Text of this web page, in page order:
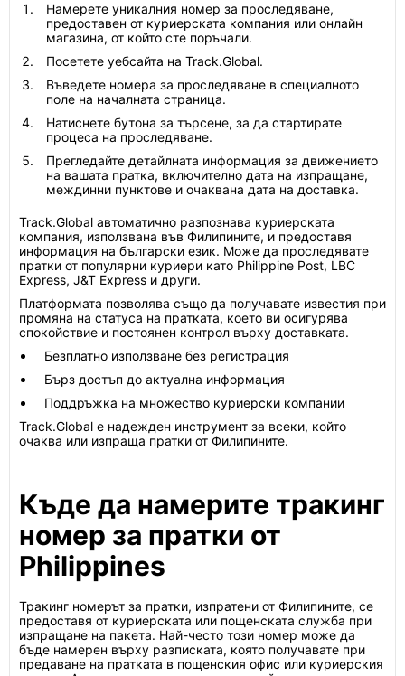
Намерете уникалния номер за проследяване,
предоставен от куриерската компания или онлайн
магазина, от който сте поръчали.
Посетете уебсайта на Track.Global.
Въведете номера за проследяване в специалното
поле на началната страница.
Натиснете бутона за търсене, за да стартирате
процеса на проследяване.
Прегледайте детайлната информация за движението
на вашата пратка, включително дата на изпращане,
междинни пунктове и очаквана дата на доставка.
Track.Global автоматично разпознава куриерската
компания, използвана във Филипините, и предоставя
информация на български език. Може да проследявате
пратки от популярни куриери като Philippine Post, LBC
Express, J&T Express и други.
Платформата позволява също да получавате известия при
промяна на статуса на пратката, което ви осигурява
спокойствие и постоянен контрол върху доставката.
Безплатно използване без регистрация
Бърз достъп до актуална информация
Поддръжка на множество куриерски компании
Track.Global е надежден инструмент за всеки, който
очаква или изпраща пратки от Филипините.
Къде да намерите тракинг
номер за пратки от
Philippines
Тракинг номерът за пратки, изпратени от Филипините, се
предоставя от куриерската или пощенската служба при
изпращане на пакета. Най-често този номер може да
бъде намерен върху разписката, която получавате при
предаване на пратката в пощенския офис или куриерския